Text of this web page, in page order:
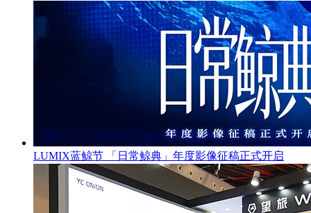
LUMIX蓝鲸节 「日常鲸典」年度影像征稿正式开启